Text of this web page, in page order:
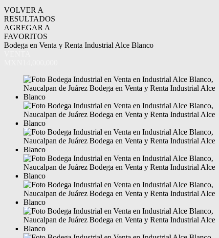
VOLVER A
RESULTADOS
AGREGAR A
FAVORITOS
Bodega en Venta y Renta Industrial Alce Blanco